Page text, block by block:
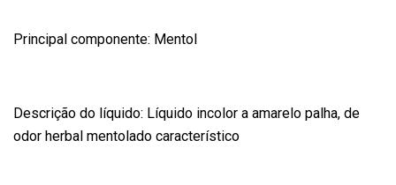
Principal componente: Mentol
Descrição do líquido: Líquido incolor a amarelo palha, de
odor herbal mentolado característico